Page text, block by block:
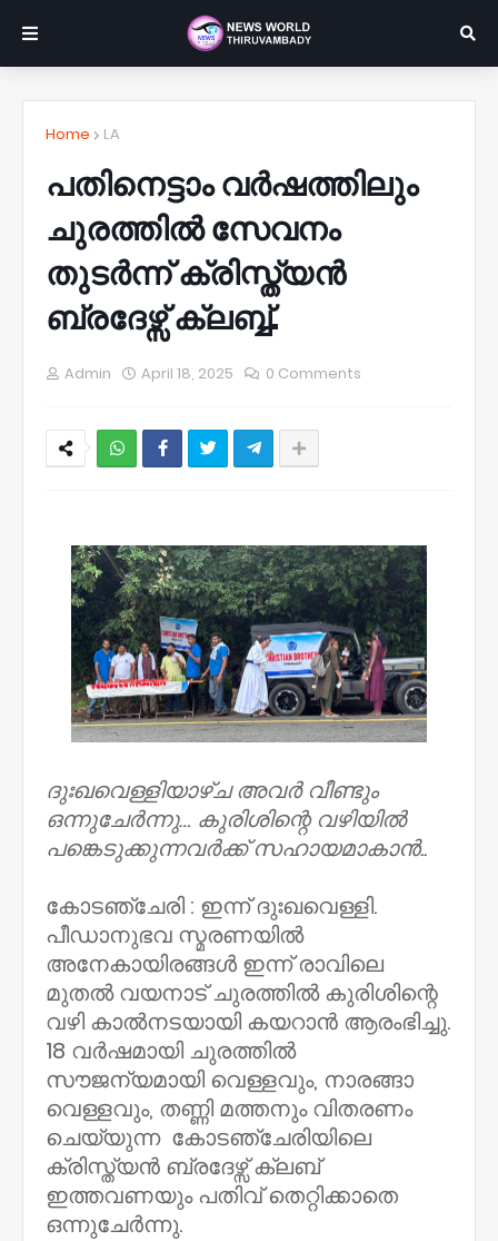
Home LA
പതിനെട്ടാം വർഷത്തിലും
ചുരത്തിൽ സേവനം
തുടർന്ന് ക്രിസ്ത്യൻ
ബ്രദേഴ്സ് ക്ലബ്ബ്.
Admin April 18, 2025 0 Comments
ദുഃഖവെള്ളിയാഴ്ച അവർ വീണ്ടും
ഒന്നുചേർന്നു… കുരിശിന്റെ വഴിയിൽ
പങ്കെടുക്കുന്നവർക്ക് സഹായമാകാൻ..
കോടഞ്ചേരി : ഇന്ന് ദുഃഖവെള്ളി.
പീഡാനുഭവ സ്മരണയിൽ
അനേകായിരങ്ങൾ ഇന്ന് രാവിലെ
മുതൽ വയനാട് ചുരത്തിൽ കുരിശിന്റെ
വഴി കാൽനടയായി കയറാൻ ആരംഭിച്ചു.
18 വർഷമായി ചുരത്തിൽ
സൗജന്യമായി വെള്ളവും, നാരങ്ങാ
വെള്ളവും, തണ്ണി മത്തനും വിതരണം
ചെയ്യുന്ന കോടഞ്ചേരിയിലെ
ക്രിസ്ത്യൻ ബ്രദേഴ്സ് ക്ലബ്
ഇത്തവണയും പതിവ് തെറ്റിക്കാതെ
ഒന്നുചേർന്നു.